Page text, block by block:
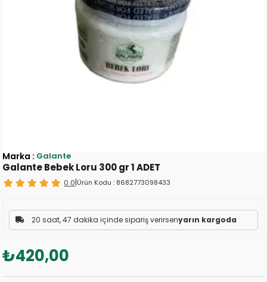
Galante Bebek Loru 300 gr 1 ADET
0.0|Ürün Kodu : 8682773098433
20 saat, 47 dakika içinde sipariş verirsenyarın kargoda
₺420,00
Marka : Galante